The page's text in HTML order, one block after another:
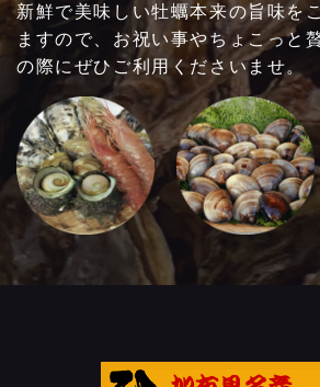
お問い合わせ・ご予約はこち
090-5295-
※時間外（17時以降のお食事）貸切営業は
ください。
時間外：10名様以上・貸切営業：
【平日】10:00～17:00（ラス
6:00）
【土日祝】10:00～18:00（ラ
17:00）
※お電話は営業時間内でお願いし
※お昼の時間帯は回線が混雑し繋
新鮮で美味しい牡蠣本来の旨味を
ますので、お祝い事やちょこっと
の際にぜひご利用くださいませ。